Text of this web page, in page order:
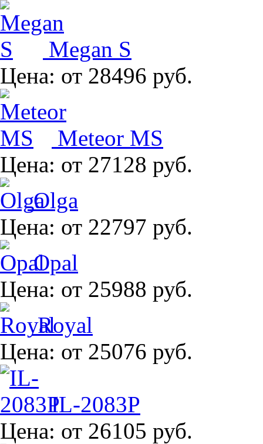
Megan S
Цена: от 28496 руб.
Meteor MS
Цена: от 27128 руб.
Olga
Цена: от 22797 руб.
Opal
Цена: от 25988 руб.
Royal
Цена: от 25076 руб.
IL-2083P
Цена: от 26105 руб.